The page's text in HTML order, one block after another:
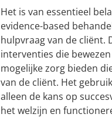
Het is van essentieel
evidence-based
hulpvraag van de
interventies die
mogelijke zorg bieden
van de cliënt. Het
alleen de kans op
het welzijn en